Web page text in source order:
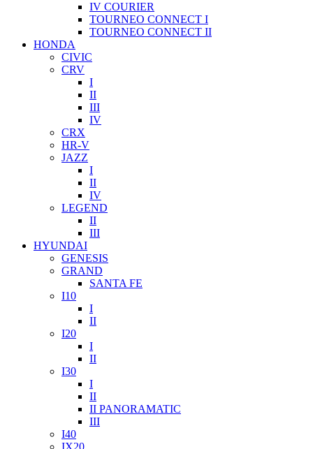
IV COURIER
TOURNEO CONNECT I
TOURNEO CONNECT II
HONDA
CIVIC
CRV
I
II
III
IV
CRX
HR-V
JAZZ
I
II
IV
LEGEND
II
III
HYUNDAI
GENESIS
GRAND
SANTA FE
I10
I
II
I20
I
II
I30
I
II
II PANORAMATIC
III
I40
IX20